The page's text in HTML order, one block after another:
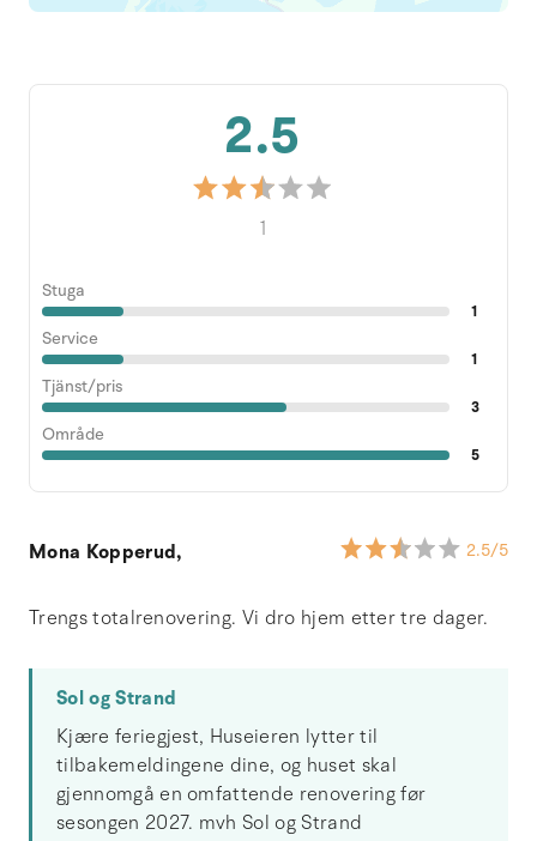
2.5
1
Stuga
1
Service
1
Tjänst/pris
3
Område
5
Mona Kopperud, 2.5/5
Trengs totalrenovering. Vi dro hjem etter tre dager.
Sol og Strand
Kjære feriegjest, Huseieren lytter til
tilbakemeldingene dine, og huset skal
gjennomgå en omfattende renovering før
sesongen 2027. mvh Sol og Strand